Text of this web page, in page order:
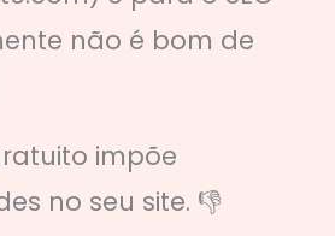
não é bom de
impõe
no seu site. 👎